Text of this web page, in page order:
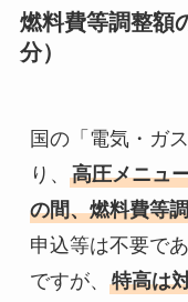
燃料費等調整額
分）
国の「電気・ガ
り、 高圧メニュ
の間、燃料費等
申込等は不要で
ですが、 特高は